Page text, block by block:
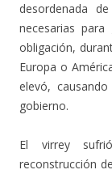
desordenada
necesarias
obligación,
Europa o
elevó,
gobierno.
El virrey
reconstrucción